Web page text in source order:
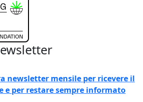
newsletter mensile per ricevere il
e per restare sempre informato